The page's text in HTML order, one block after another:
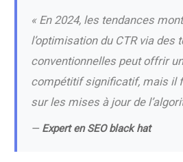
« En 2024, les tendances
l’optimisation du CTR via des
conventionnelles peut offrir
compétitif significatif, mais il
sur les mises à jour de
— Expert en SEO black hat